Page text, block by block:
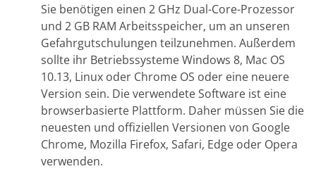
Sie benötigen einen 2 GHz Dual-Core-Prozessor
und 2 GB RAM Arbeitsspeicher, um an unseren
Gefahrgutschulungen teilzunehmen. Außerdem
sollte ihr Betriebssysteme Windows 8, Mac OS
10.13, Linux oder Chrome OS oder eine neuere
Version sein. Die verwendete Software ist eine
browserbasierte Plattform. Daher müssen Sie die
neuesten und offiziellen Versionen von Google
Chrome, Mozilla Firefox, Safari, Edge oder Opera
verwenden.